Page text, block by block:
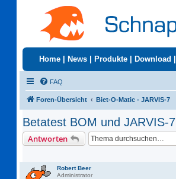
Home News Produkte Download
FAQ
Foren-Übersicht Biet-O-Matic - JARVIS-7
Betatest BOM und JARVIS-7
Antworten
Robert Beer
Administrator